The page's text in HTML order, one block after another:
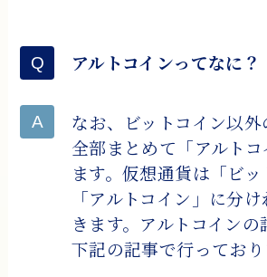
アルトコインってなに？
なお、ビットコイン以
全部まとめて「アルト
ます。仮想通貨は「ビッ
「アルトコイン」に分
きます。アルトコイン
下記の記事で行っており